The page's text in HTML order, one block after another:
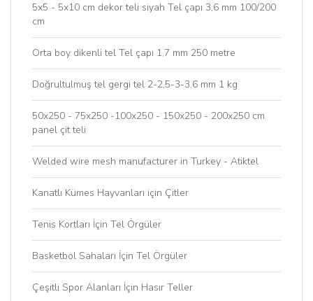
5x5 - 5x10 cm dekor teli siyah Tel çapı 3,6 mm 100/200
cm
Orta boy dikenli tel Tel çapı 1,7 mm 250 metre
Doğrultulmuş tel gergi tel 2-2,5-3-3,6 mm 1 kg
50x250 - 75x250 -100x250 - 150x250 - 200x250 cm
panel çit teli
Welded wire mesh manufacturer in Turkey - Atiktel
Kanatlı Kümes Hayvanları için Çitler
Tenis Kortları İçin Tel Örgüler
Basketbol Sahaları İçin Tel Örgüler
Çeşitli Spor Alanları İçin Hasır Teller